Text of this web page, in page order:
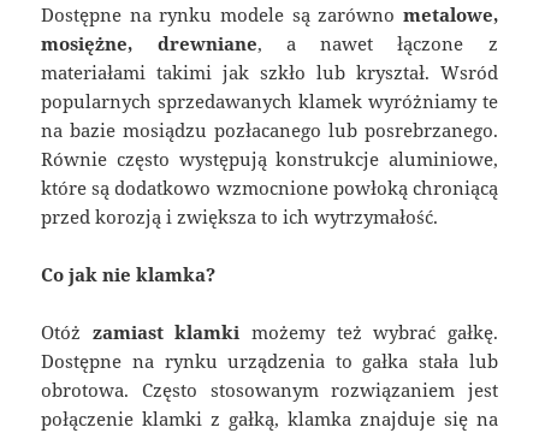
Dostępne na rynku modele są zarówno metalowe,
mosiężne, drewniane, a nawet łączone z
materiałami takimi jak szkło lub kryształ. Wsród
popularnych sprzedawanych klamek wyróżniamy te
na bazie mosiądzu pozłacanego lub posrebrzanego.
Równie często występują konstrukcje aluminiowe,
które są dodatkowo wzmocnione powłoką chroniącą
przed korozją i zwiększa to ich wytrzymałość.
Co jak nie klamka?
Otóż zamiast klamki możemy też wybrać gałkę.
Dostępne na rynku urządzenia to gałka stała lub
obrotowa. Często stosowanym rozwiązaniem jest
połączenie klamki z gałką, klamka znajduje się na